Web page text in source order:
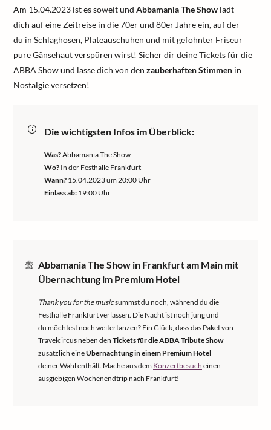
Am 15.04.2023 ist es soweit und Abbamania The Show lädt
dich auf eine Zeitreise in die 70er und 80er Jahre ein, auf der
du in Schlaghosen, Plateauschuhen und mit geföhnter Friseur
pure Gänsehaut verspüren wirst! Sicher dir deine Tickets für die
ABBA Show und lasse dich von den zauberhaften Stimmen in
Nostalgie versetzen!
Die wichtigsten Infos im Überblick:
Was?Abbamania The Show
Wo? In der Festhalle Frankfurt
Wann? 15.04.2023 um 20:00 Uhr
Einlass ab: 19:00 Uhr
Abbamania The Show in Frankfurt am Main mit
Übernachtung im Premium Hotel
Thank you for the musicsummst du noch, während du die
Festhalle Frankfurt verlassen. Die Nacht ist noch jung und
du möchtest noch weitertanzen? Ein Glück, dass das Paket von
Travelcircus neben den Tickets für die ABBA Tribute Show
zusätzlich eineÜbernachtung in einem Premium Hotel
deiner Wahl enthält. Mache aus dem Konzertbesuch einen
ausgiebigen Wochenendtrip nach Frankfurt!